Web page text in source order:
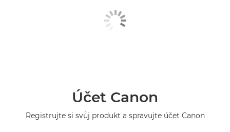
Účet Canon
Registrujte si svůj produkt a spravujte účet Canon